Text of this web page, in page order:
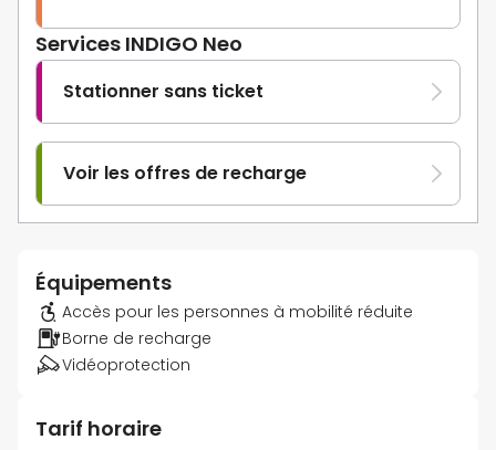
Services INDIGO Neo
Stationner sans ticket
Voir les offres de recharge
Équipements
Accès pour les personnes à mobilité réduite
Borne de recharge
Vidéoprotection
Tarif horaire